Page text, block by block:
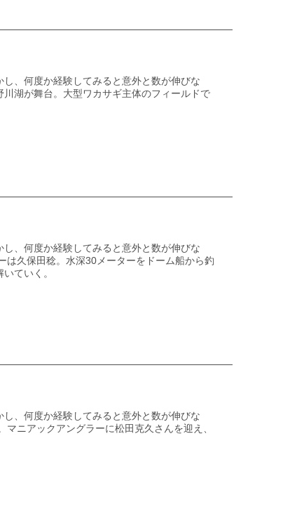
、何度か経験してみると意外と数が伸びな
湖が舞台。大型ワカサギ主体のフィールドで
、何度か経験してみると意外と数が伸びな
は久保田稔。水深30メーターをドーム船から釣
ていく。
、何度か経験してみると意外と数が伸びな
ニアックアングラーに松田克久さんを迎え、